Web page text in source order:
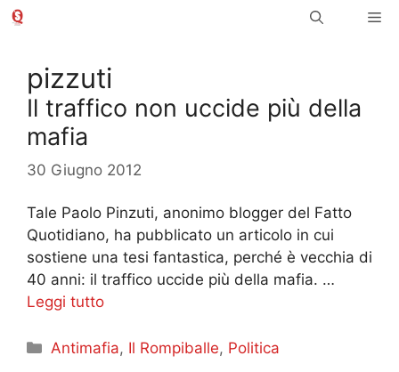
Vai
pizzuti
Il traffico non uccide più della
mafia
30 Giugno 2012
Tale Paolo Pinzuti, anonimo blogger del Fatto
Quotidiano, ha pubblicato un articolo in cui
sostiene una tesi fantastica, perché è vecchia di
40 anni: il traffico uccide più della mafia. …
Leggi tutto
Categorie
Antimafia, Il Rompiballe, Politica